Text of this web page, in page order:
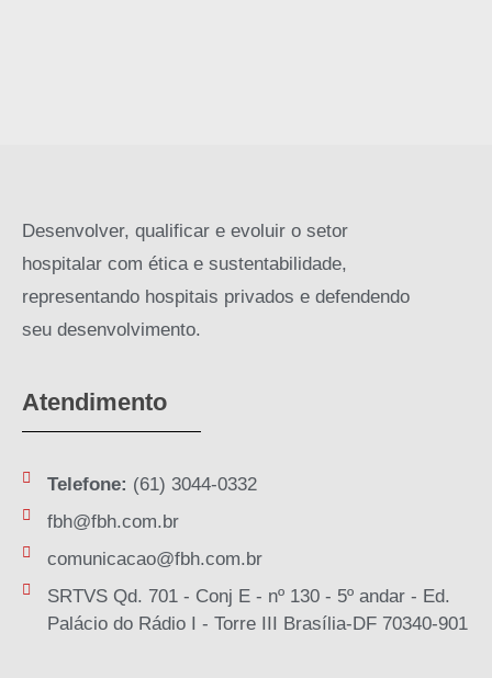
Desenvolver, qualificar e evoluir o setor
hospitalar com ética e sustentabilidade,
representando hospitais privados e defendendo
seu desenvolvimento.
Atendimento
Telefone: (61) 3044-0332
fbh@fbh.com.br
comunicacao@fbh.com.br
SRTVS Qd. 701 - Conj E - nº 130 - 5º andar - Ed.
Palácio do Rádio I - Torre III Brasília-DF 70340-901